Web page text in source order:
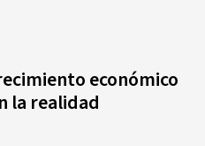
económico
la realidad